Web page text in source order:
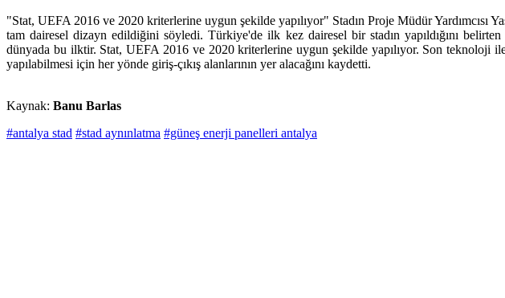
"Stat, UEFA 2016 ve 2020 kriterlerine uygun şekilde yapılıyor" Stadın Proje Müdür Yardımcısı
tam dairesel dizayn edildiğini söyledi. Türkiye'de ilk kez dairesel bir stadın yapıldığını
dünyada bu ilktir. Stat, UEFA 2016 ve 2020 kriterlerine uygun şekilde yapılıyor. Son teknoloji
yapılabilmesi için her yönde giriş-çıkış alanlarının yer alacağını kaydetti.
Kaynak: Banu Barlas
#antalya stad #stad aynınlatma #güneş enerji panelleri antalya